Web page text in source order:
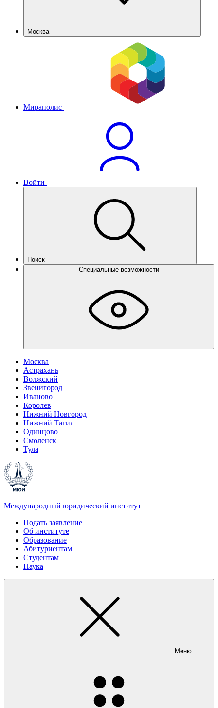
Москва
Мираполис
Войти
Поиск
Специальные возможности
Москва
Астрахань
Волжский
Звенигород
Иваново
Королев
Нижний Новгород
Нижний Тагил
Одинцово
Смоленск
Тула
Международный юридический институт
Подать заявление
Об институте
Образование
Абитуриентам
Студентам
Наука
Меню